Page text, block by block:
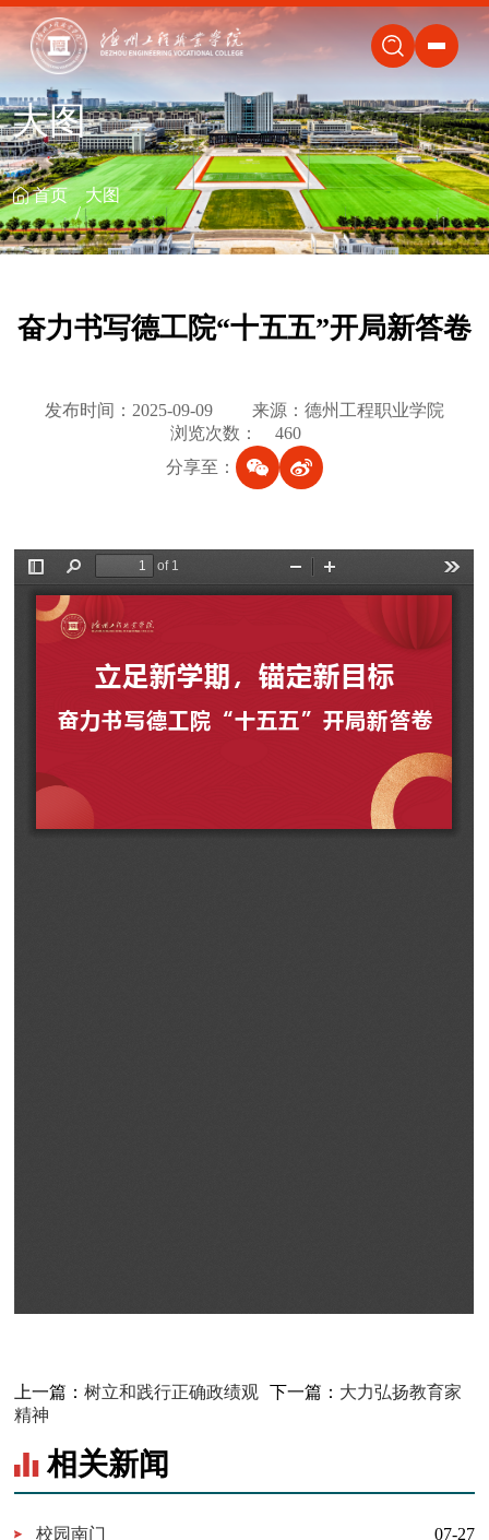
关闭
大图
首页 大图
奋力书写德工院“十五五”开局新答卷
发布时间：2025-09-09
来源：德州工程职业学院
浏览次数：
460
分享至：
上一篇：树立和践行正确政绩观 下一篇： 大力弘扬教育家
精神
相关新闻
校园南门
07-27